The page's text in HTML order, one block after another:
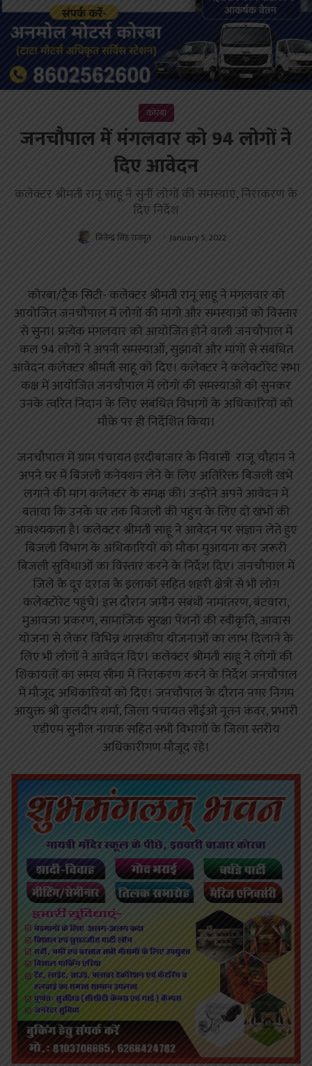
कोरबा
जनचौपाल में मंगलवार को 94 लोगों ने
दिए आवेदन
कलेक्टर श्रीमती रानू साहू ने सुनीं लोगों की समस्याएं, निराकरण के
दिए निर्देश
जितेन्द्र सिंह राजपूत January 5, 2022
कोरबा/ट्रैक सिटी- कलेक्टर श्रीमती रानू साहू ने मंगलवार को
आयोजित जनचौपाल में लोगों की मांगो और समस्याओं को विस्तार
से सुना। प्रत्येक मंगलवार को आयोजित होने वाली जनचौपाल में
कल 94 लोगों ने अपनी समस्याओं, सुझावों और मांगों से संबंधित
आवेदन कलेक्टर श्रीमती साहू को दिए। कलेक्टर ने कलेक्टोरेट सभा
कक्ष में आयोजित जनचौपाल में लोगों की समस्याओं को सुनकर
उनके त्वरित निदान के लिए संबंधित विभागों के अधिकारियों को
मौके पर ही निर्देशित किया।
जनचौपाल में ग्राम पंचायत हरदीबाजार के निवासी राजू चौहान ने
अपने घर में बिजली कनेक्शन लेने के लिए अतिरिक्त बिजली खंभे
लगाने की मांग कलेक्टर के समक्ष की। उन्होंने अपने आवेदन में
बताया कि उनके घर तक बिजली की पहुंच के लिए दो खंभों की
आवश्यकता है। कलेक्टर श्रीमती साहू ने आवेदन पर संज्ञान लेते हुए
बिजली विभाग के अधिकारियों को मौका मुआयना कर जरूरी
बिजली सुविधाओं का विस्तार करने के निर्देश दिए। जनचौपाल में
जिले के दूर दराज के इलाकों सहित शहरी क्षेत्रों से भी लोग
कलेक्टोरेट पहुंचे। इस दौरान जमीन संबंधी नामांतरण, बंटवारा,
मुआवजा प्रकरण, सामाजिक सुरक्षा पेंशनों की स्वीकृति, आवास
योजना से लेकर विभिन्न शासकीय योजनाओं का लाभ दिलाने के
लिए भी लोगों ने आवेदन दिए। कलेक्टर श्रीमती साहू ने लोगों की
शिकायतों का समय सीमा में निराकरण करने के निर्देश जनचौपाल
में मौजूद अधिकारियों को दिए। जनचौपाल के दौरान नगर निगम
आयुक्त श्री कुलदीप शर्मा, जिला पंचायत सीईओ नूतन कंवर, प्रभारी
एडीएम सुनील नायक सहित सभी विभागों के जिला स्तरीय
अधिकारीगण मौजूद रहे।